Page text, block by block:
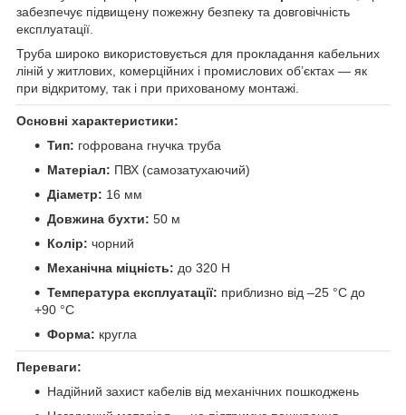
забезпечує підвищену пожежну безпеку та довговічність
експлуатації.
Труба широко використовується для прокладання кабельних
ліній у житлових, комерційних і промислових об’єктах — як
при відкритому, так і при прихованому монтажі.
Основні характеристики:
Тип: гофрована гнучка труба
Матеріал: ПВХ (самозатухаючий)
Діаметр: 16 мм
Довжина бухти: 50 м
Колір: чорний
Механічна міцність: до 320 Н
Температура експлуатації: приблизно від –25 °C до
+90 °C
Форма: кругла
Переваги:
Надійний захист кабелів від механічних пошкоджень